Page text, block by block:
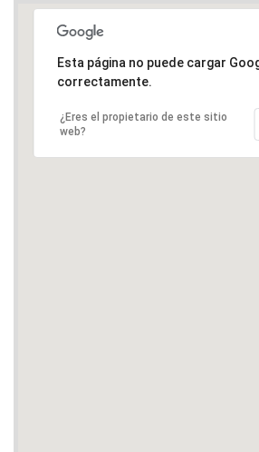
Esta página no puede cargar
correctamente.
¿Eres el propietario de este sitio
web?